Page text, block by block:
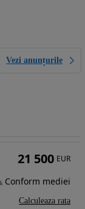
Vezi anunțurile
21 500 EUR
Conform mediei
Calculeaza rata